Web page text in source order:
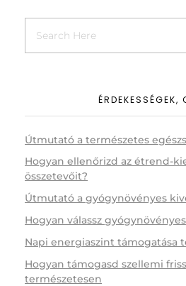
ÉRDEKESSÉGEK,
Útmutató a természetes
Hogyan ellenőrizd az étrend-
összetevőit?
Útmutató a gyógynövényes
Hogyan válassz
Napi energiaszint támogatása
Hogyan támogasd szellemi
természetesen